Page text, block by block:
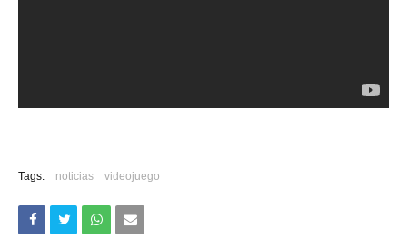
Tags: noticias videojuego